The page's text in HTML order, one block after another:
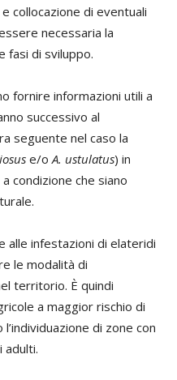
collocazione di eventuali
necessaria la
fasi di sviluppo.
fornire informazioni utili a
successivo al
seguente nel caso la
e/o A. ustulatus) in
condizione che siano
alle infestazioni di elateridi
le modalità di
territorio. È quindi
a maggior rischio di
di zone con
adulti.